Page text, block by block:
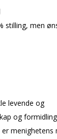
stilling, men
levende og
og
menighetens